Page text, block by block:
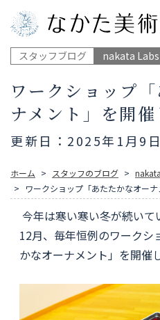
スタッフブログ nakata
ワークショップ
ナメント」を開
更新日：2025年1月9日
ホーム スタッフのブログ
ワークショップ「あたたかなオー
今年は寒い寒い冬が続いて
12月、毎年恒例のワークシ
かなオーナメント」を開催